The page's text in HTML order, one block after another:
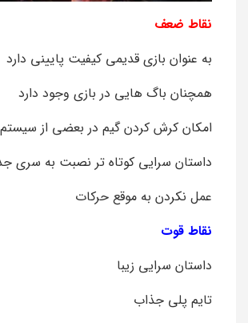
نقاط ضعف
به عنوان بازی قدیمی کیفیت پایینی دارد
همچنان باگ هایی در بازی وجود دارد
امکان کرش کردن گیم در بعضی از
داستان سرایی کوتاه تر نصبت به سری
عمل نکردن به موقع حرکات
نقاط قوت
داستان سرایی زیبا
تایم پلی جذاب